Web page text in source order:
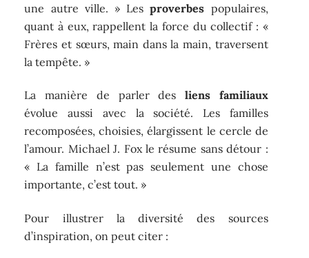
une autre ville. » Lesproverbes populaires,
quant à eux, rappellent la force du collectif : «
Frères et sœurs, main dans la main, traversent
la tempête. »
La manière de parler des liens familiaux
évolue aussi avec la société. Les familles
recomposées, choisies, élargissent le cercle de
l’amour. Michael J. Fox le résume sans détour :
« La famille n’est pas seulement une chose
importante, c’est tout. »
Pour illustrer la diversité des sources
d’inspiration, on peut citer :